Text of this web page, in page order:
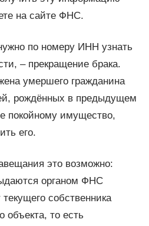
на сайте ФНС.
по номеру ИНН узнать
– прекращение брака.
умершего гражданина
рождённых в предыдущем
покойному имущество,
его.
это возможно:
органом ФНС
собственника
объекта, то есть